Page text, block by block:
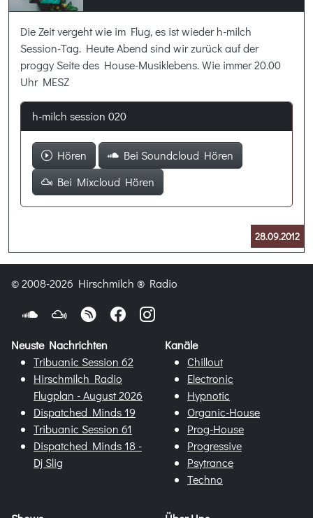
Die Zeit vergeht wie im Flug, es ist wieder h-milch
Session-Tag. Heute Abend sind wir zurück auf der
proggy Seite des House-Musiklebens. Wie immer 20.00
Uhr MESZ
h-milch session 020
Hören
Bei Soundcloud Hören
Bei Mixcloud Hören
28.09.2012
© 2008-2026 Hirschmilch ® Radio
Neuste Nachrichten
Tribuanic Session 62
Hirschmilch Radio
Flugplan - August 2026
Dispatched Minds 19
Tribuanic Session 61
Dispatched Minds 18 -
Dj Slig
Kanäle
Chillout
Electronic
Hypnotic
Organic-House
Prog-House
Progressive
Psytrance
Techno